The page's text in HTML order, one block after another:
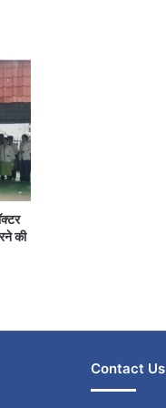
की
Contact Us